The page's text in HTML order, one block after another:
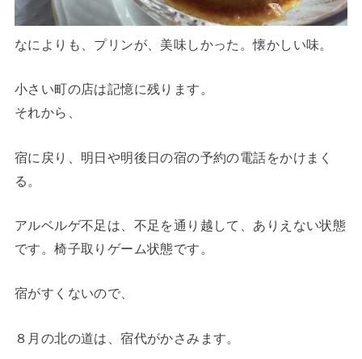
なによりも、プリンが、美味しかった。懐かしい味。
小さい町の店は記憶に残ります。
それから、
宿に戻り、明日や明後日の宿の予約の電話をかけまく
る。
アルベルゲ不足は、不足を通り越して、ありえない状態
です。椅子取りゲーム状態です。
宿がすくないので、
８月の北の道は、宿代がかさみます。